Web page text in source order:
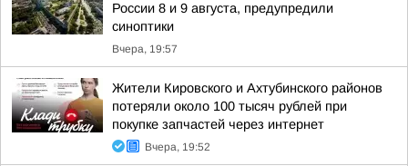
России 8 и 9 августа, предупредили
синоптики
Вчера, 19:57
Жители Кировского и Ахтубинского районов
потеряли около 100 тысяч рублей при
покупке запчастей через интернет
Вчера, 19:52